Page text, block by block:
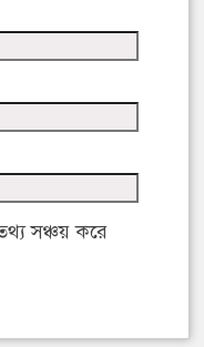
সঞ্চয় করে